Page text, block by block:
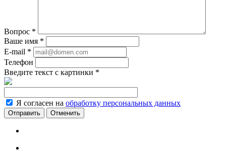
Вопрос *
Ваше имя *
E-mail *
Телефон
Введите текст с картинки *
Я согласен на обработку персональных данных
Отменить